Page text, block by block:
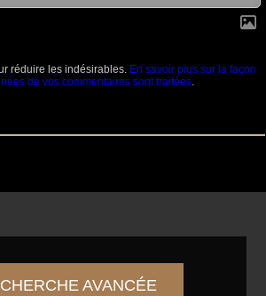
réduire les indésirables. En savoir plus sur la façon
de vos commentaires sont traitées.
AVANCÉE